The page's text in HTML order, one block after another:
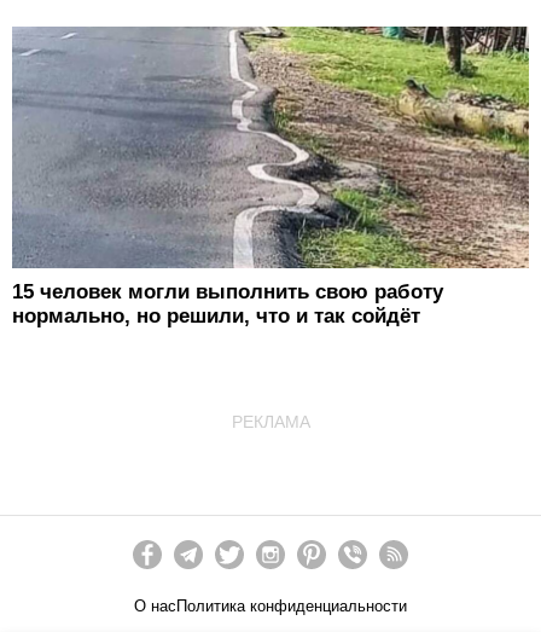
15 человек могли выполнить свою работу
нормально, но решили, что и так сойдёт
РЕКЛАМА
О нас Политика конфиденциальности